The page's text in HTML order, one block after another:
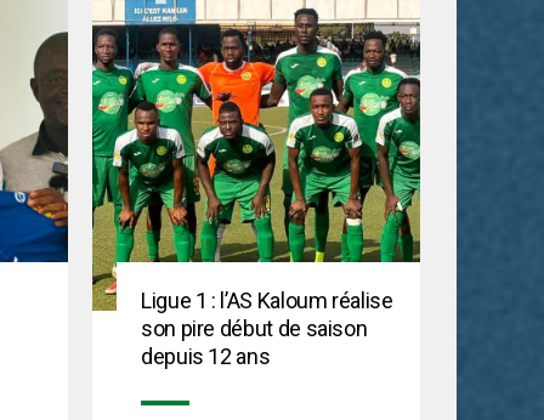
Ligue 1 : l’AS Kaloum réalise
son pire début de saison
depuis 12 ans